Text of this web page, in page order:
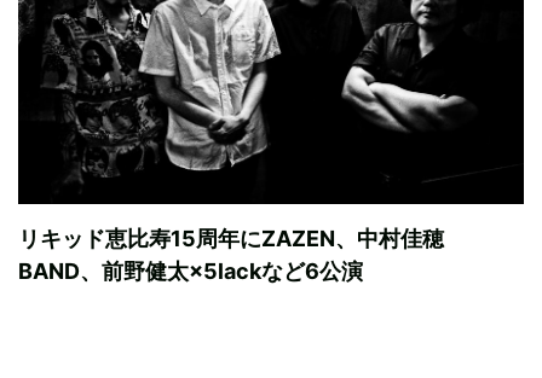
リキッド恵比寿15周年にZAZEN、中村佳穂
BAND、前野健太×5lackなど6公演